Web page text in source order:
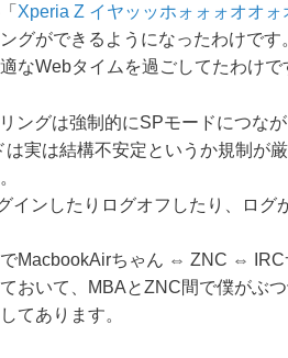
Xperia Z イヤッッホォォォオオォ
グができるようになったわけで
なWebタイムを過ごしてたわけで
ングは強制的にSPモードにつなが
は実は結構不安定というか規制が
インしたりログオフしたり、ログ
MacbookAirちゃん ⇔ ZNC ⇔
おいて、MBAとZNC間で僕がぶ
てあります。